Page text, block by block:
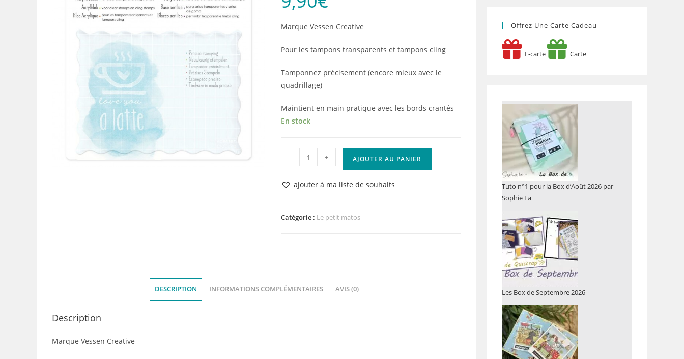
Marque Vessen Creative
Pour les tampons transparents et tampons cling
Tamponnez précisement (encore mieux avec le
quadrillage)
Maintient en main pratique avec les bords crantés
En stock
quantité
de
Bloc
Acrylique
x
- + AJOUTER AU PANIER
ajouter à ma liste de souhaits
Catégorie : Le petit matos
DESCRIPTION INFORMATIONS COMPLÉMENTAIRES AVIS (0)
Description
Marque Vessen Creative
Offrez Une Carte Cadeau
E-carte Carte
Tuto n°1 pour la Box d’Août 2026 par
Sophie La
Les Box de Septembre 2026